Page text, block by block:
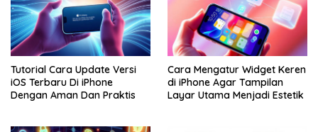
Tutorial Cara Update Versi
iOS Terbaru Di iPhone
Dengan Aman Dan Praktis
Cara Mengatur Widget Keren
di iPhone Agar Tampilan
Layar Utama Menjadi Estetik